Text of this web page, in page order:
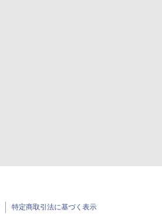
特定商取引法に基づく表示